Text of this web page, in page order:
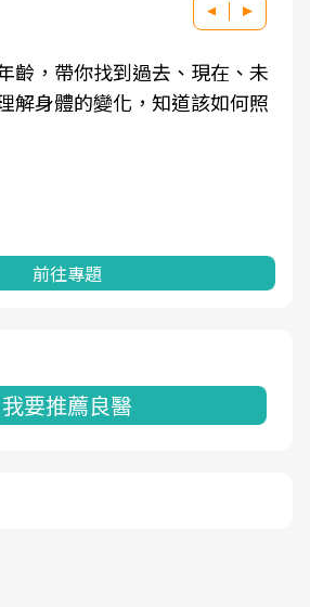
齡，帶你找到過去、現在、未
解身體的變化，知道該如何照
前往專題
我要推薦良醫